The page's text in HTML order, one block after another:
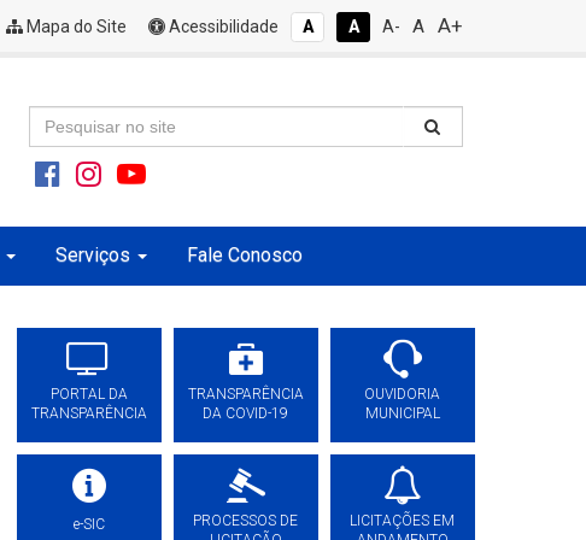
Mapa do Site Acessibilidade A A A- A A+
Serviços Fale Conosco
PORTAL DA
TRANSPARÊNCIA
TRANSPARÊNCIA
DA COVID-19
OUVIDORIA
MUNICIPAL
e-SIC
PROCESSOS DE
LICITAÇÕES EM